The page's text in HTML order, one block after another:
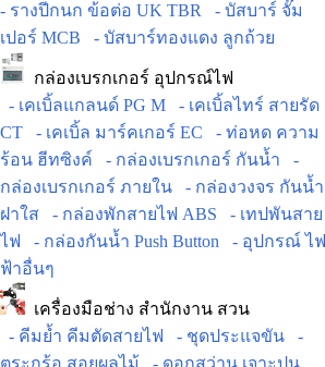
- รางปีกนก ข้อต่อ UK TBR
- บัสบาร์ จั๊ม
เปอร์ MCB
- บัสบาร์ทองแดง ลูกถ้วย
กล่องเบรกเกอร์ อุปกรณ์ไฟ
- เคเบิ้ลแกลนด์ PG M
- เคเบิ้ลไทร์ สายรัด
CT
- เคเบิ้ล มาร์คเกอร์ EC
- ท่อหด ความ
ร้อน ฮีทซิงค์
- กล่องเบรกเกอร์ กันน้ำ
-
กล่องเบรกเกอร์ ภายใน
- กล่องวงจร กันน้ำ
ฝาใส
- กล่องพักสายไฟ ABS
- เทปพันสาย
ไฟ
- กล่องกันน้ำ Push Button
- อุปกรณ์ ไฟ
ฟ้าอื่นๆ
เครื่องมือช่าง สำนักงาน สวน
- คีมย้ำ คีมตัดสายไฟ
- ชุดประแจขัน
-